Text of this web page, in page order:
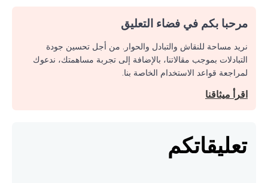
مرحبا بكم في فضاء التعليق
نريد مساحة للنقاش والتبادل والحوار. من أجل تحسين جودة
التبادلات بموجب مقالاتنا، بالإضافة إلى تجربة مساهمتك، ندعوك
لمراجعة قواعد الاستخدام الخاصة بنا.
اقرأ ميثاقنا
تعليقاتكم